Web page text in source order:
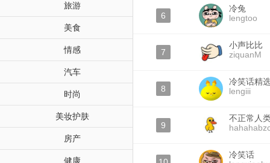
旅游
美食
情感
汽车
时尚
美妆护肤
房产
健康
6
冷兔
lengtoo
7
小声比比
ziquanM
8
冷笑话精
lengiii
9
不正常人
冷笑话